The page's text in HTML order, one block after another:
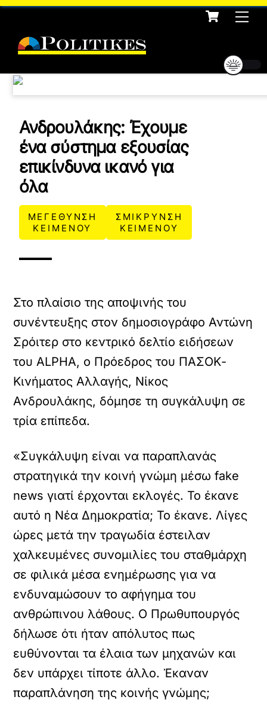
Skip
content
Cart
Ανδρουλάκης: Έχουμε
ένα σύστημα εξουσίας
επικίνδυνα ικανό για
όλα
ΜΕΓΕΘΥΝΣΗ
ΚΕΙΜΕΝΟΥ
ΣΜΙΚΡΥΝΣΗ
ΚΕΙΜΕΝΟΥ
Στο πλαίσιο της αποψινής του
συνέντευξης στον δημοσιογράφο Αντώνη
Σρόιτερ στο κεντρικό δελτίο ειδήσεων
του ALPHA, ο Πρόεδρος του ΠΑΣΟΚ-
Κινήματος Αλλαγής, Νίκος
Ανδρουλάκης, δόμησε τη συγκάλυψη σε
τρία επίπεδα.
«Συγκάλυψη είναι να παραπλανάς
στρατηγικά την κοινή γνώμη μέσω fake
news γιατί έρχονται εκλογές. Το έκανε
αυτό η Νέα Δημοκρατία; Το έκανε. Λίγες
ώρες μετά την τραγωδία έστειλαν
χαλκευμένες συνομιλίες του σταθμάρχη
σε φιλικά μέσα ενημέρωσης για να
ενδυναμώσουν το αφήγημα του
ανθρώπινου λάθους. Ο Πρωθυπουργός
δήλωσε ότι ήταν απόλυτος πως
ευθύνονται τα έλαια των μηχανών και
δεν υπάρχει τίποτε άλλο. Έκαναν
παραπλάνηση της κοινής γνώμης;